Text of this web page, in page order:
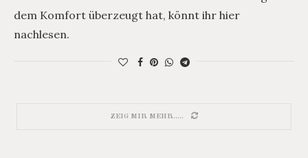
dem Komfort überzeugt hat, könnt ihr hier
nachlesen.
ZEIG MIR MEHR.....